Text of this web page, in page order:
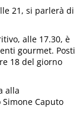
21, si parlerà di
alle 17.30, è
gourmet. Posti
18 del giorno
alla
Caputo